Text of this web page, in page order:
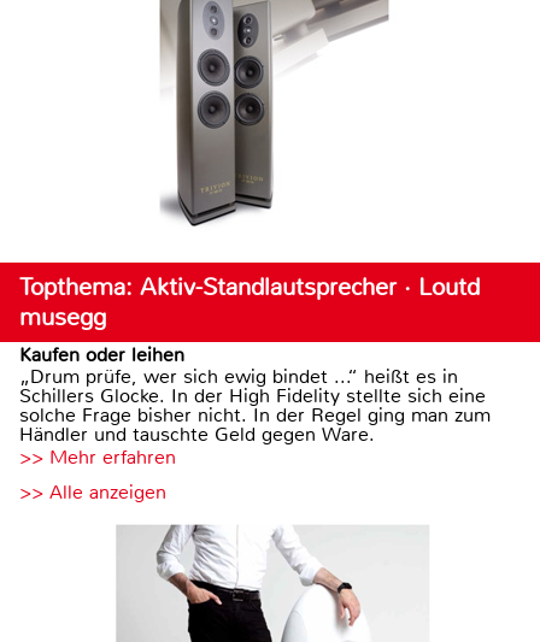
Topthema: Aktiv-Standlautsprecher · Loutd
musegg
Kaufen oder leihen
„Drum prüfe, wer sich ewig bindet ...“ heißt es in
Schillers Glocke. In der High Fidelity stellte sich eine
solche Frage bisher nicht. In der Regel ging man zum
Händler und tauschte Geld gegen Ware.
>> Mehr erfahren
>> Alle anzeigen